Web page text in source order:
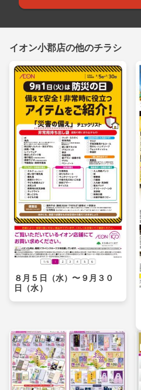
イオン小郡店の他のチラシ
８月５日（水）〜９月３０
日（水）